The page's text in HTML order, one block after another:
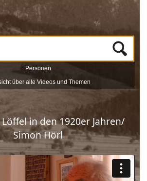
dieser Sammlung von
wird das kulturelle und gesellschaftliche Erbe
gehalten, sprich die Geschichte Saalfeldens.
allen Beteiligten, die zur Umsetzung dieses
Personen
über alle Videos und Themen
Löffel in den 1920er Jahren/
Simon Hörl